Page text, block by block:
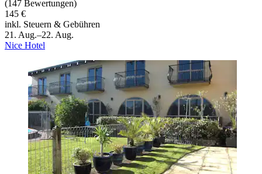
(147 Bewertungen)
145 €
inkl. Steuern & Gebühren
21. Aug.–22. Aug.
Nice Hotel